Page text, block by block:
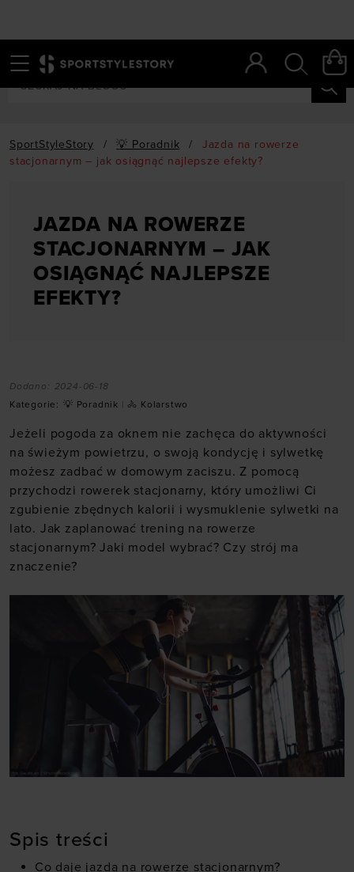
SportStyleStory / 💡 Poradnik /
Jazda na rowerze
stacjonarnym – jak osiągnąć najlepsze efekty?
JAZDA NA ROWERZE
STACJONARNYM – JAK
OSIĄGNĄĆ NAJLEPSZE
EFEKTY?
Dodano: 2024-06-18
Kategorie: 💡 Poradnik 🚴 Kolarstwo
Jeżeli pogoda za oknem nie zachęca do aktywności
na świeżym powietrzu, o swoją kondycję i sylwetkę
możesz zadbać w domowym zaciszu. Z pomocą
przychodzi rowerek stacjonarny, który umożliwi Ci
zgubienie zbędnych kalorii i wysmuklenie sylwetki na
lato. Jak zaplanować trening na rowerze
stacjonarnym? Jaki model wybrać? Czy strój ma
znaczenie?
Spis treści
Co daje jazda na rowerze stacjonarnym?